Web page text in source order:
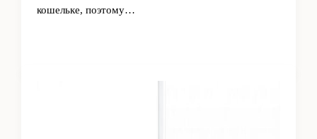
кошельке, поэтому…